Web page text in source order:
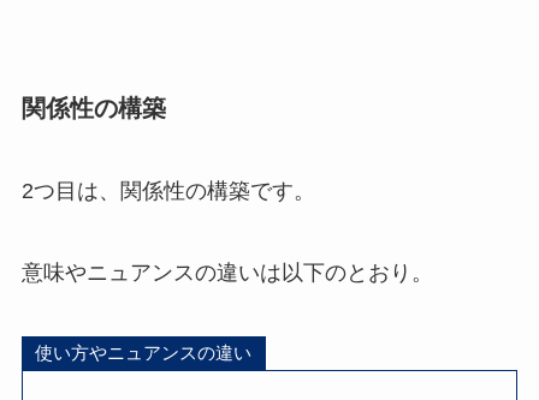
関係性の構築
2つ目は、関係性の構築です。
意味やニュアンスの違いは以下のとおり。
使い方やニュアンスの違い